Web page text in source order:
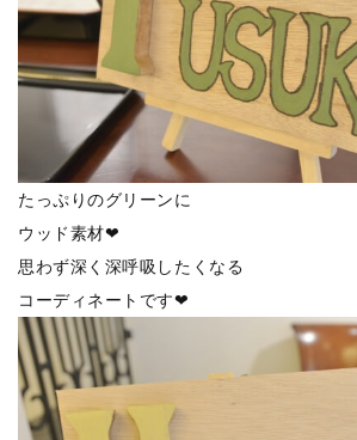
たっぷりのグリーンに
ウッド素材❤
思わず深く深呼吸したくなる
コーディネートです❤